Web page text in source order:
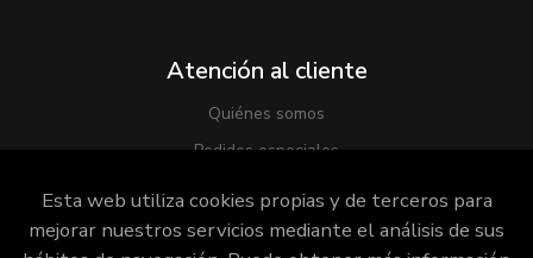
Atención al cliente
Quiénes somos
Pedidos especiales
Esta web utiliza cookies propias y de terceros para
mejorar nuestros servicios mediante el análisis de sus